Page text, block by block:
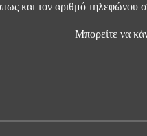
και τον αριθμό τηλεφώνου
Μπορείτε να